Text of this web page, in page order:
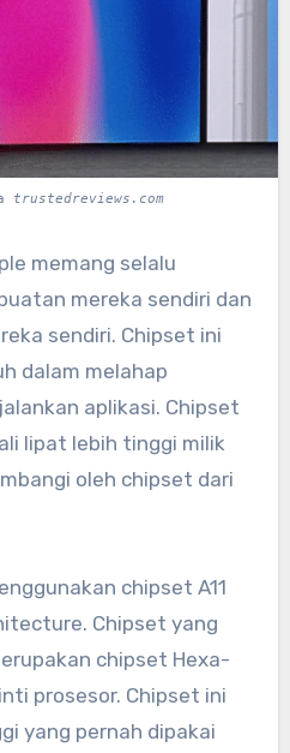
trustedreviews.com
memang selalu
mereka sendiri dan
sendiri. Chipset ini
dalam melahap
aplikasi. Chipset
lipat lebih tinggi milik
oleh chipset dari
chipset A11
Chipset yang
chipset Hexa-
prosesor. Chipset ini
yang pernah dipakai